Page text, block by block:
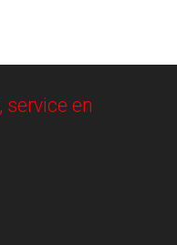
service en